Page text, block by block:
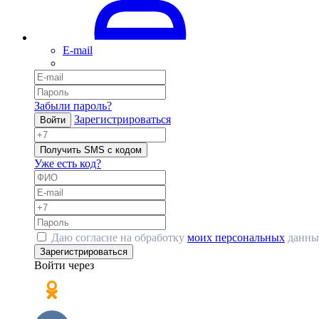
E-mail
Забыли пароль?
Войти Зарегистрироваться
Получить SMS с кодом
Уже есть код?
Даю согласие на обработку моих персональных
Зарегистрироваться
Войти через